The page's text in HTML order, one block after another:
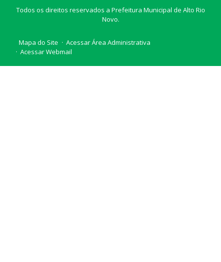
Todos os direitos reservados a Prefeitura Municipal de Alto Rio
Novo.
Mapa do Site
Acessar Área Administrativa
Acessar Webmail